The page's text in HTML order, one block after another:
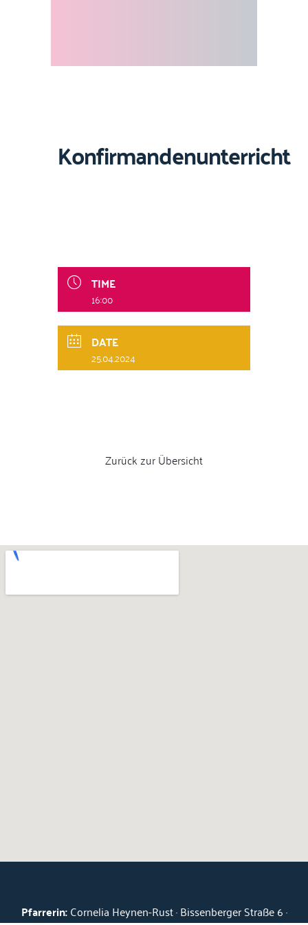
Konfirmandenunterricht
TIME
16:00
DATE
25.04.2024
Zurück zur Übersicht
Pfarrerin:Cornelia Heynen-Rust · Bissenberger Straße 6 ·